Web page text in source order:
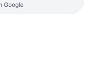
Google